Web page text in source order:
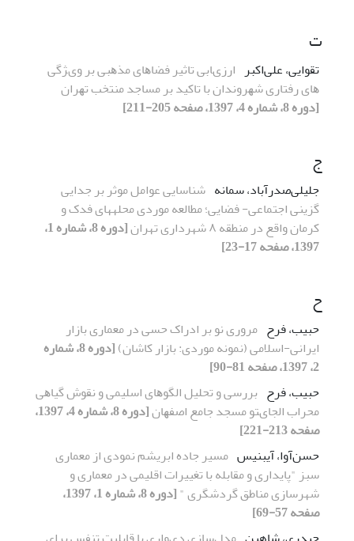
ت
تقوایی، علی‌اکبر ارزیﺎﺑﯽ ﺗﺎﺛﯿﺮ ﻓﻀﺎﻫﺎی ﻣﺬﻫﺒﯽ ﺑﺮ ویﮋﮔﯽ
ﻫﺎی رﻓﺘﺎری ﺷﻬﺮوﻧﺪان ﺑﺎ ﺗﺎﮐﯿﺪ ﺑﺮ ﻣﺴﺎﺟﺪ ﻣﻨﺘﺨﺐ ﺗﻬﺮان
[دوره 8، شماره 4، 1397، صفحه 205-211]
ج
جلیلی‌صدرآباد، سمانه شناسایی عوامل موثر بر جدایی
گزینی اجتماعی- فضایی؛ مطالعه موردی محلههای فدک و
کرمان واقع در منطقه ۸ شهرداری تهران
[دوره 8، شماره 1،
1397، صفحه 17-23]
ح
حبیب، فرح مروری نو بر ادراک حسی در معماری بازار
ایرانی-اسلامی (نمونه موردی: بازار کاشان)
[دوره 8، شماره
2، 1397، صفحه 81-90]
حبیب، فرح ﺑﺮرﺳﯽ و ﺗﺤﻠﯿﻞ اﻟﮕﻮﻫﺎی اﺳﻠﯿﻤﯽ و ﻧﻘﻮش ﮔﯿﺎﻫﯽ
ﻣﺤﺮاب اﻟﺠﺎیﺘﻮ ﻣﺴﺠﺪ ﺟﺎﻣﻊ اﺻﻔﻬﺎن
[دوره 8، شماره 4، 1397،
صفحه 213-221]
حسن‌آوا، آیبنیس مسیر جاده ابریشم نمودی از معماری
سبز "پایداری و مقابله با تغییرات اقلیمی در معماری و
شهرسازی مناطق گردشگری "
[دوره 8، شماره 1، 1397،
صفحه 57-69]